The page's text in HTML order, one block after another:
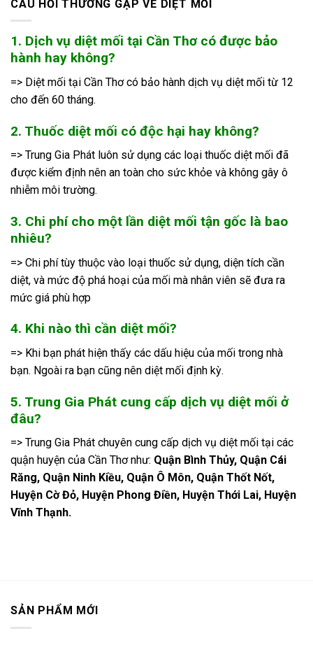
CÂU HỎI THƯỜNG GẶP VỀ DIỆT MỐI
1. Dịch vụ diệt mối tại Cần Thơ có được bảo
hành hay không?
=> Diệt mối tại Cần Thơ có bảo hành dịch vụ diệt mối từ 12
cho đến 60 tháng.
2. Thuốc diệt mối có độc hại hay không?
=> Trung Gia Phát luôn sử dụng các loại thuốc diệt mối đã
được kiểm định nên an toàn cho sức khỏe và không gây ô
nhiễm môi trường.
3. Chi phí cho một lần diệt mối tận gốc là bao
nhiêu?
=> Chi phí tùy thuộc vào loại thuốc sử dụng, diện tích cần
diệt, và mức độ phá hoại của mối mà nhân viên sẽ đưa ra
mức giá phù hợp
4. Khi nào thì cần diệt mối?
=> Khi bạn phát hiện thấy các dấu hiệu của mối trong nhà
bạn. Ngoài ra bạn cũng nên diệt mối định kỳ.
5. Trung Gia Phát cung cấp dịch vụ diệt mối ở
đâu?
=> Trung Gia Phát chuyên cung cấp dịch vụ diệt mối tại các
quận huyện của Cần Thơ như: Quận Bình Thủy, Quận Cái
Răng, Quận Ninh Kiều, Quận Ô Môn, Quận Thốt Nốt,
Huyện Cờ Đỏ, Huyện Phong Điền, Huyện Thới Lai, Huyện
Vĩnh Thạnh.
SẢN PHẨM MỚI